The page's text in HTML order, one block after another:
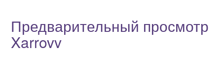
Предварительный просмотр
Xarrovv